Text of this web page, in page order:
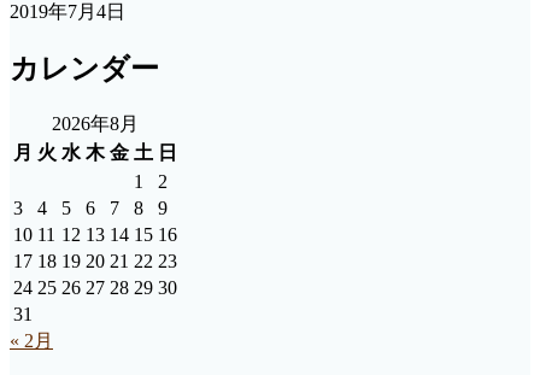
2019年7月4日
カレンダー
2026年8月
月 火 水 木 金 土 日
1
2
3
4 5 6 7 8
9
10 11 12 13 14 15 16
17 18 19 20 21 22 23
24 25 26 27 28 29 30
31
« 2月